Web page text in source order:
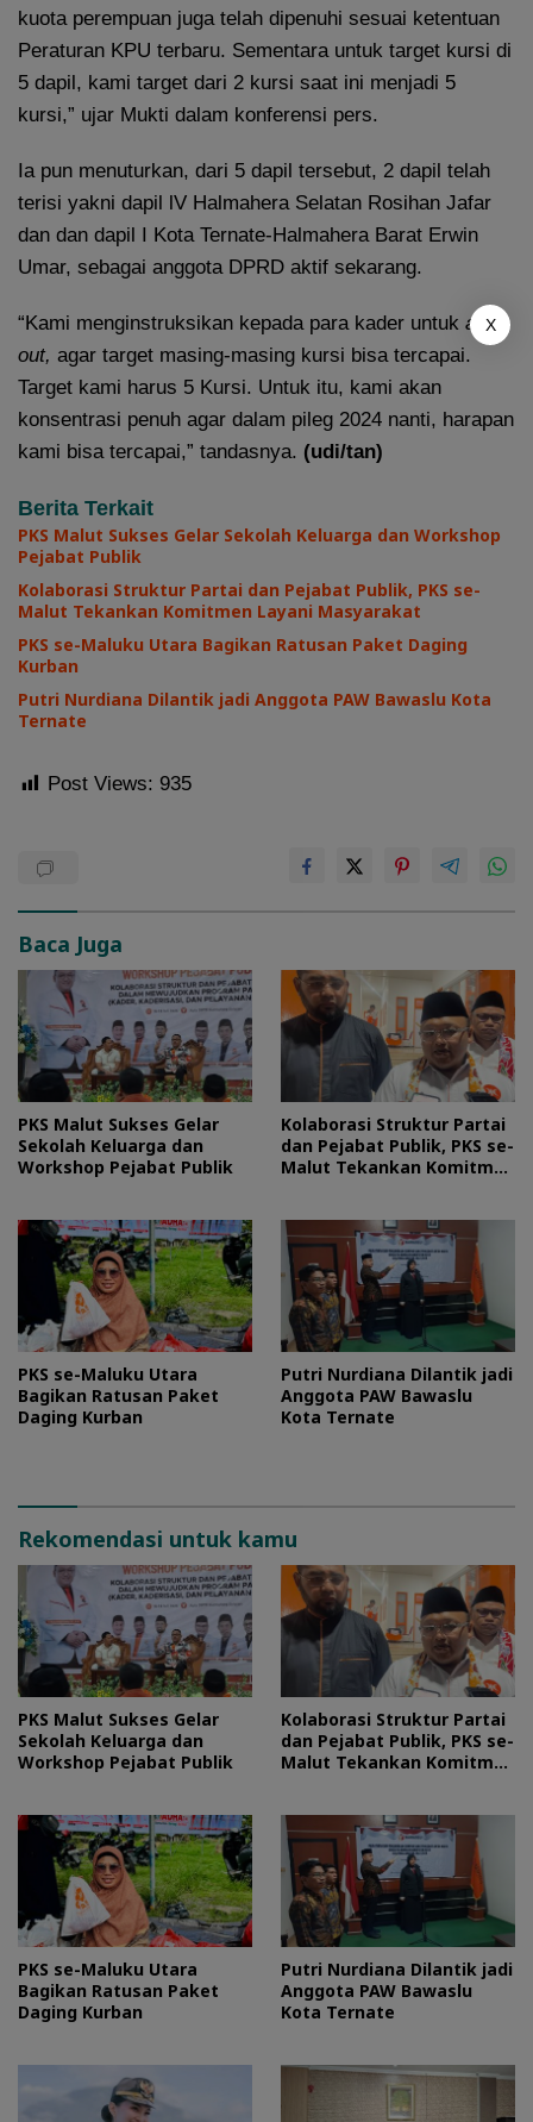
kuota perempuan juga telah dipenuhi sesuai ketentuan
Peraturan KPU terbaru. Sementara untuk target kursi di
5 dapil, kami target dari 2 kursi saat ini menjadi 5
kursi,” ujar Mukti dalam konferensi pers.
Ia pun menuturkan, dari 5 dapil tersebut, 2 dapil telah
terisi yakni dapil lV Halmahera Selatan Rosihan Jafar
dan dan dapil I Kota Ternate-Halmahera Barat Erwin
Umar, sebagai anggota DPRD aktif sekarang.
“Kami menginstruksikan kepada para kader untuk all
out, agar target masing-masing kursi bisa tercapai.
Target kami harus 5 Kursi. Untuk itu, kami akan
konsentrasi penuh agar dalam pileg 2024 nanti, harapan
kami bisa tercapai,” tandasnya. (udi/tan)
Berita Terkait
PKS Malut Sukses Gelar Sekolah Keluarga dan Workshop
Pejabat Publik
Kolaborasi Struktur Partai dan Pejabat Publik, PKS se-
Malut Tekankan Komitmen Layani Masyarakat
PKS se-Maluku Utara Bagikan Ratusan Paket Daging
Kurban
Putri Nurdiana Dilantik jadi Anggota PAW Bawaslu Kota
Ternate
Post Views: 935
Baca Juga
PKS Malut Sukses Gelar
Sekolah Keluarga dan
Workshop Pejabat Publik
Kolaborasi Struktur Partai
dan Pejabat Publik, PKS se-
Malut Tekankan Komitmen
PKS se-Maluku Utara
Bagikan Ratusan Paket
Daging Kurban
Putri Nurdiana Dilantik jadi
Anggota PAW Bawaslu
Kota Ternate
Rekomendasi untuk kamu
PKS Malut Sukses Gelar
Sekolah Keluarga dan
Workshop Pejabat Publik
Kolaborasi Struktur Partai
dan Pejabat Publik, PKS se-
Malut Tekankan Komitmen
PKS se-Maluku Utara
Bagikan Ratusan Paket
Daging Kurban
Putri Nurdiana Dilantik jadi
Anggota PAW Bawaslu
Kota Ternate
X